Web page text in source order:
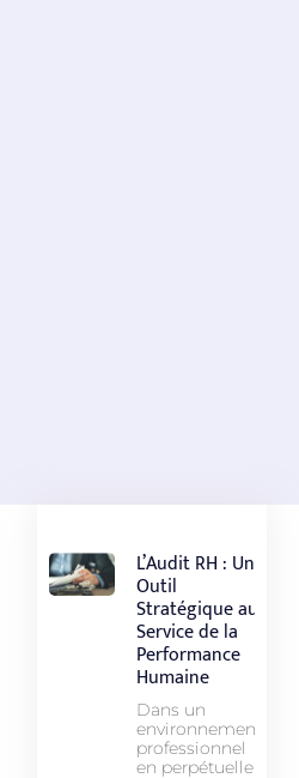
L’Audit RH : Un
Outil
Stratégique au
Service de la
Performance
Humaine
Dans un
environnement
professionnel
en perpétuelle